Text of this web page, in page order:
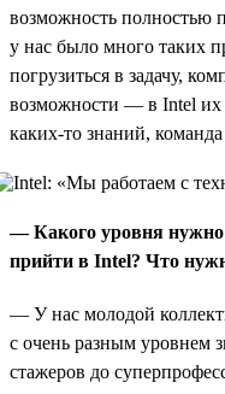
возможность полностью
у нас было много таких
погрузиться в задачу,
возможности — в Intel их
каких-то знаний,
— Какого уровня нужно
прийти в Intel? Что
— У нас молодой
с очень разным уровнем
стажеров до